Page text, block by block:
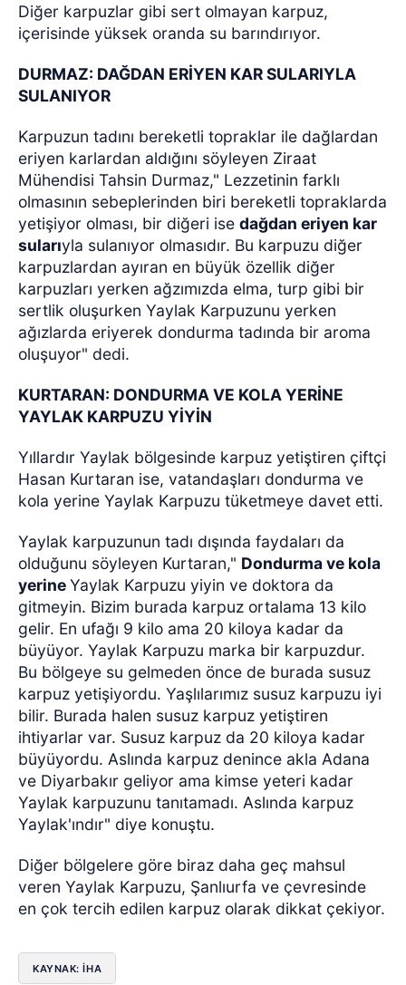
Diğer karpuzlar gibi sert olmayan karpuz,
içerisinde yüksek oranda su barındırıyor.
DURMAZ: DAĞDAN ERİYEN KAR SULARIYLA
SULANIYOR
Karpuzun tadını bereketli topraklar ile dağlardan
eriyen karlardan aldığını söyleyen Ziraat
Mühendisi Tahsin Durmaz," Lezzetinin farklı
olmasının sebeplerinden biri bereketli topraklarda
yetişiyor olması, bir diğeri isedağdan eriyen kar
sularıyla sulanıyor olmasıdır. Bu karpuzu diğer
karpuzlardan ayıran en büyük özellik diğer
karpuzları yerken ağzımızda elma, turp gibi bir
sertlik oluşurken Yaylak Karpuzunu yerken
ağızlarda eriyerek dondurma tadında bir aroma
oluşuyor" dedi.
KURTARAN: DONDURMA VE KOLA YERİNE
YAYLAK KARPUZU YİYİN
Yıllardır Yaylak bölgesinde karpuz yetiştiren çiftçi
Hasan Kurtaran ise, vatandaşları dondurma ve
kola yerine Yaylak Karpuzu tüketmeye davet etti.
Yaylak karpuzunun tadı dışında faydaları da
olduğunu söyleyen Kurtaran," Dondurma ve kola
yerineYaylak Karpuzu yiyin ve doktora da
gitmeyin. Bizim burada karpuz ortalama 13 kilo
gelir. En ufağı 9 kilo ama 20 kiloya kadar da
büyüyor. Yaylak Karpuzu marka bir karpuzdur.
Bu bölgeye su gelmeden önce de burada susuz
karpuz yetişiyordu. Yaşlılarımız susuz karpuzu iyi
bilir. Burada halen susuz karpuz yetiştiren
ihtiyarlar var. Susuz karpuz da 20 kiloya kadar
büyüyordu. Aslında karpuz denince akla Adana
ve Diyarbakır geliyor ama kimse yeteri kadar
Yaylak karpuzunu tanıtamadı. Aslında karpuz
Yaylak'ındır" diye konuştu.
Diğer bölgelere göre biraz daha geç mahsul
veren Yaylak Karpuzu, Şanlıurfa ve çevresinde
en çok tercih edilen karpuz olarak dikkat çekiyor.
KAYNAK: İHA